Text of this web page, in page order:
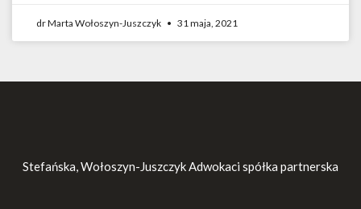
dr Marta Wołoszyn-Juszczyk 31 maja, 2021
Stefańska, Wołoszyn-Juszczyk Adwokaci spółka partnerska